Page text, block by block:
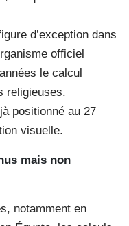
d’exception dans
officiel
le calcul
religieuses.
positionné au 27
visuelle.
mais non
notamment en